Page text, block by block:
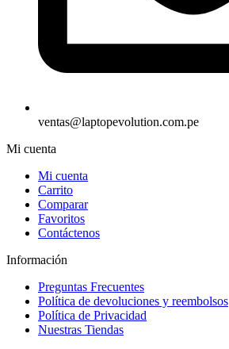
ventas@laptopevolution.com.pe
Mi cuenta
Mi cuenta
Carrito
Comparar
Favoritos
Contáctenos
Información
Preguntas Frecuentes
Política de devoluciones y reembolsos
Política de Privacidad
Nuestras Tiendas